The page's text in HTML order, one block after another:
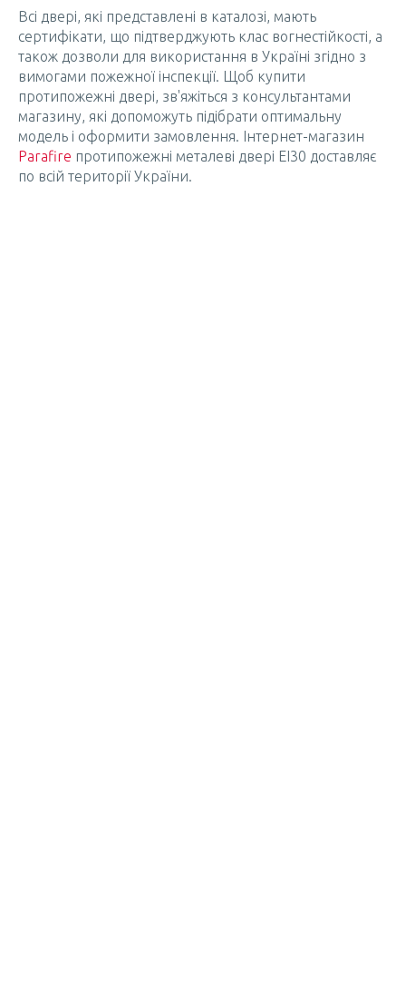
Всі двері, які представлені в каталозі, мають
сертифікати, що підтверджують клас вогнестійкості, а
також дозволи для використання в Україні згідно з
вимогами пожежної інспекції. Щоб купити
протипожежні двері, зв'яжіться з консультантами
магазину, які допоможуть підібрати оптимальну
модель і оформити замовлення. Інтернет-магазин
Parafire протипожежні металеві двері ЕІ30 доставляє
по всій території України.